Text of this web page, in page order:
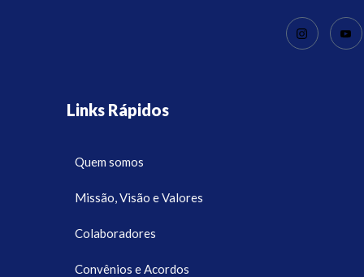
Links Rápidos
Quem somos
Missão, Visão e Valores
Colaboradores
Convênios e Acordos